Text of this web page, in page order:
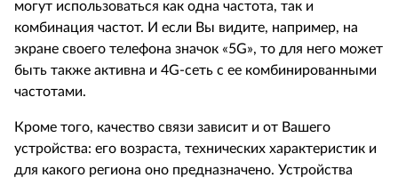
могут использоваться как одна частота, так и
комбинация частот. И если Вы видите, например, на
экране своего телефона значок «5G», то для него может
быть также активна и 4G-сеть с ее комбинированными
частотами.
Кроме того, качество связи зависит и от Вашего
устройства: его возраста, технических характеристик и
для какого региона оно предназначено. Устройства